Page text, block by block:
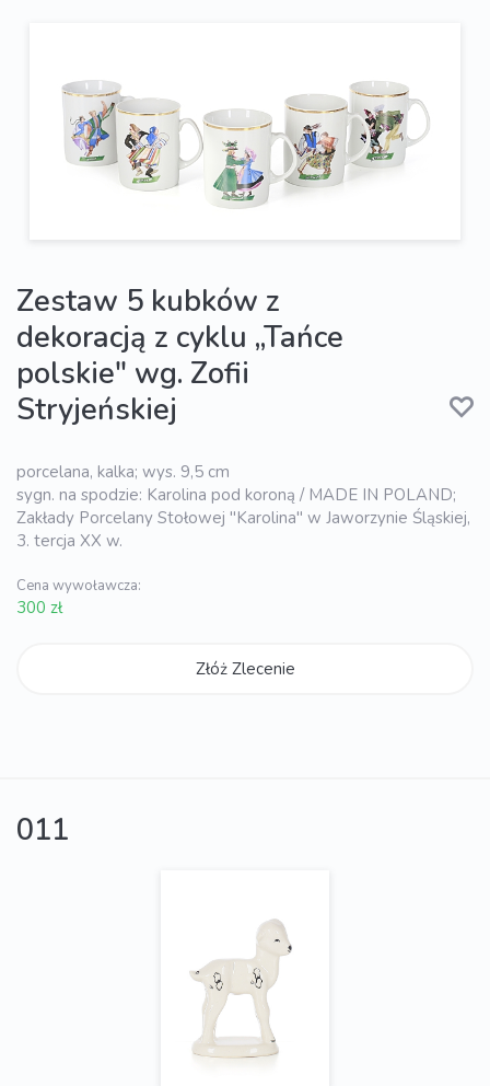
Zestaw 5 kubków z
dekoracją z cyklu „Tańce
polskie" wg. Zofii
Stryjeńskiej
porcelana, kalka; wys. 9,5 cm
sygn. na spodzie: Karolina pod koroną / MADE IN POLAND;
Zakłady Porcelany Stołowej "Karolina" w Jaworzynie Śląskiej,
3. tercja XX w.
Cena wywoławcza:
300 zł
Złóż Zlecenie
011